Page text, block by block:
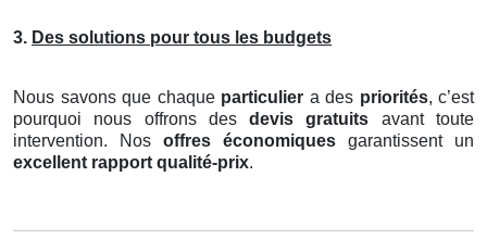
3. Des solutions pour tous les budgets
Nous savons que chaque particulier a des priorités, c’est
pourquoi nous offrons desdevis gratuits avant toute
intervention. Nos offres économiques garantissent un
excellent rapport qualité-prix.